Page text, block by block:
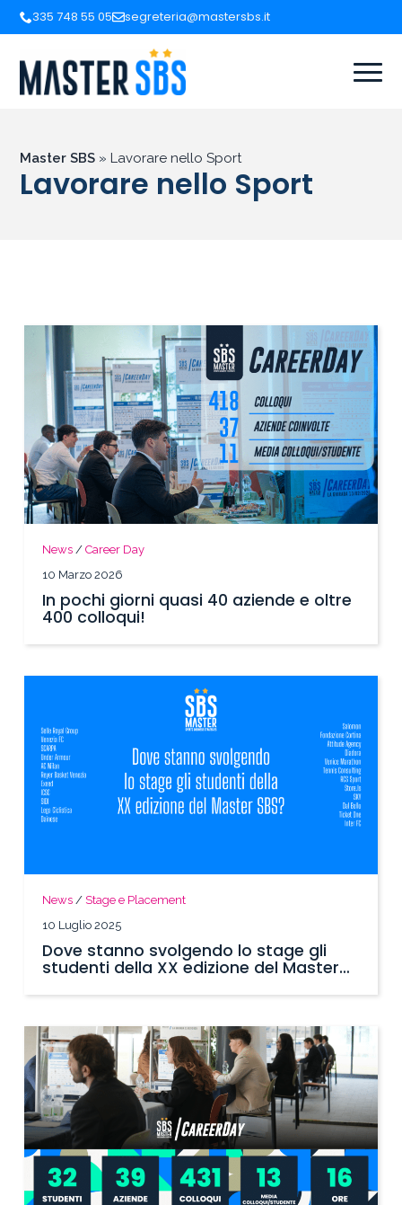
335 748 55 05 segreteria@mastersbs.it
Master SBS » Lavorare nello Sport
Lavorare nello Sport
News /Career Day
10 Marzo 2026
In pochi giorni quasi 40 aziende e oltre
400 colloqui!
News / Stage e Placement
10 Luglio 2025
Dove stanno svolgendo lo stage gli
studenti della XX edizione del Master